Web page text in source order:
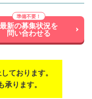
最新の募集状況を
問い合わせる
ております。
ります。